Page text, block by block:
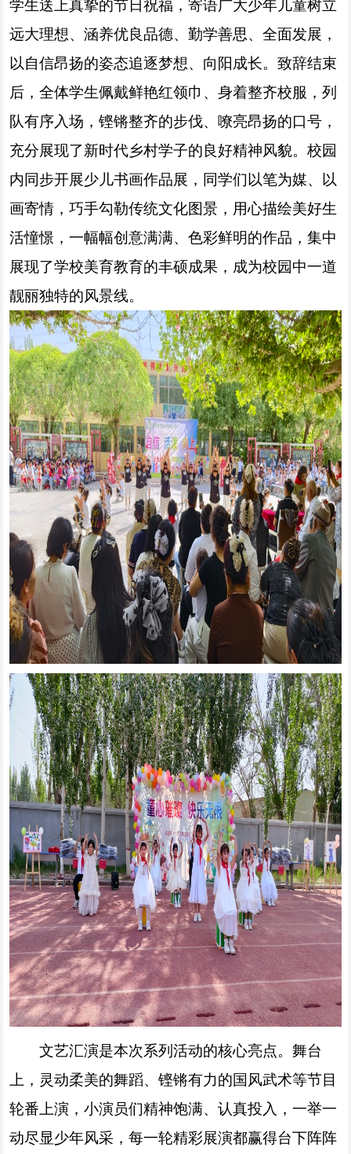
学生送上真挚的节日祝福，寄语广大少年儿童树立
远大理想、涵养优良品德、勤学善思、全面发展，
以自信昂扬的姿态追逐梦想、向阳成长。致辞结束
后，全体学生佩戴鲜艳红领巾、身着整齐校服，列
队有序入场，铿锵整齐的步伐、嘹亮昂扬的口号，
充分展现了新时代乡村学子的良好精神风貌。校园
内同步开展少儿书画作品展，同学们以笔为媒、以
画寄情，巧手勾勒传统文化图景，用心描绘美好生
活憧憬，一幅幅创意满满、色彩鲜明的作品，集中
展现了学校美育教育的丰硕成果，成为校园中一道
靓丽独特的风景线。
文艺汇演是本次系列活动的核心亮点。舞台
上，灵动柔美的舞蹈、铿锵有力的国风武术等节目
轮番上演，小演员们精神饱满、认真投入，一举一
动尽显少年风采，每一轮精彩展演都赢得台下阵阵